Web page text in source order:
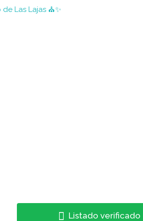
Listado verificado